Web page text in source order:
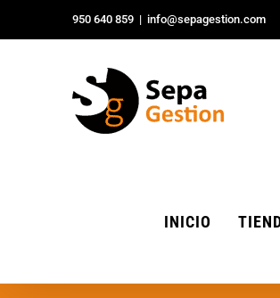
al
950 640 859 | info@sepagestion.com
INICIO